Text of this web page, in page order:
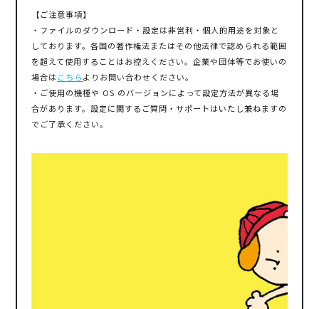
【ご注意事項】
・ファイルのダウンロード・設定は非営利・個人的用途を対象と
しております。各国の著作権法またはその他法律で認められる範囲
を超えて使用することはお控えください。企業や団体等でお使いの
場合は こちらよりお問い合わせください。
・ご使用の機種や OS のバージョンによって設定方法が異なる場
合があります。設定に関するご質問・サポートはいたし兼ねますの
でご了承ください。